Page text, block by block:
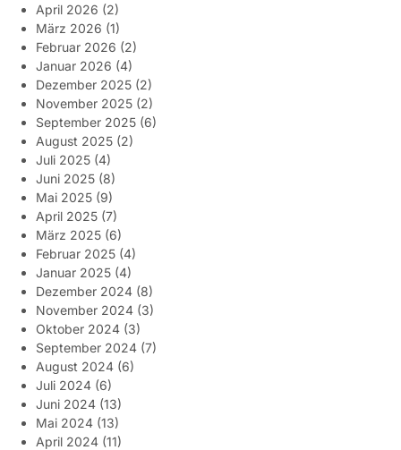
April 2026 (2)
März 2026 (1)
Februar 2026 (2)
Januar 2026 (4)
Dezember 2025 (2)
November 2025 (2)
September 2025 (6)
August 2025 (2)
Juli 2025 (4)
Juni 2025 (8)
Mai 2025 (9)
April 2025 (7)
März 2025 (6)
Februar 2025 (4)
Januar 2025 (4)
Dezember 2024 (8)
November 2024 (3)
Oktober 2024 (3)
September 2024 (7)
August 2024 (6)
Juli 2024 (6)
Juni 2024 (13)
Mai 2024 (13)
April 2024 (11)